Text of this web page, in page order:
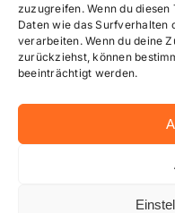
zuzugreifen. Wenn du
Daten wie das Surfverhalten
verarbeiten. Wenn du deine
zurückziehst, können
beeinträchtigt werden.
Cookie-Richtlinie
Mediendaten
© 2026 -